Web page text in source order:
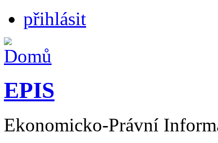
přihlásit
EPIS
Ekonomicko-Právní